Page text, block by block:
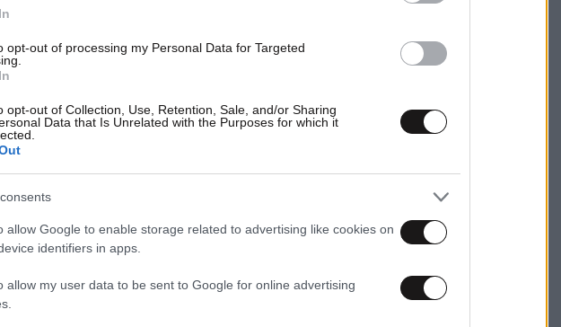
opt-out of processing my Personal Data for Targeted
opt-out of Collection, Use, Retention, Sale, and/or Sharing
Data that Is Unrelated with the Purposes for which it
allow Google to enable storage related to advertising like cookies on
identifiers in apps.
allow my user data to be sent to Google for online advertising
είναι οι Ιονίων Νήσων (2.000.000),
Ελλάδας (1.000.000).
και συντονισμένη η
περιοχές που επλήγησαν
από τον «Ιανό» ήταν άμεση και απόλυτα
σε συνέντευξή του στον
FM 90,1». Ο υπουργός Εσωτερικών, ο οποίος
Μητσοτάκη, στην επίσκεψή του στην
έκανε λόγο για ασύλληπτη